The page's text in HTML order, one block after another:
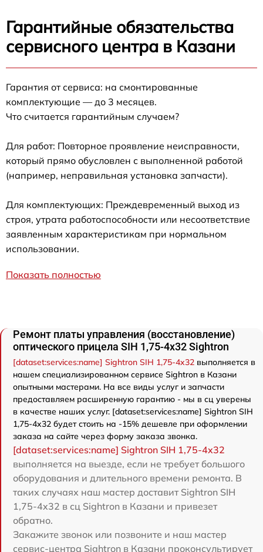
Гарантийные обязательства
сервисного центра в Казани
Гарантия от сервиса: на смонтированные
комплектующие — до 3 месяцев.
Что считается гарантийным случаем?
Для работ: Повторное проявление неисправности,
который прямо обусловлен с выполненной работой
(например, неправильная установка запчасти).
Для комплектующих: Преждевременный выход из
строя, утрата работоспособности или несоответствие
заявленным характеристикам при нормальном
использовании.
Показать полностью
Ремонт платы управления (восстановление)
оптического прицела SIH 1,75-4x32 Sightron
[dataset:services:name] Sightron SIH 1,75-4x32 выполняется в
нашем специализированном сервисе Sightron в Казани
опытными мастерами. На все виды услуг и запчасти
предоставляем расширенную гарантию - мы в сц уверены
в качестве наших услуг. [dataset:services:name] Sightron SIH
1,75-4x32 будет стоить на -15% дешевле при оформлении
заказа на сайте через форму заказа звонка.
[dataset:services:name] Sightron SIH 1,75-4x32
выполняется на выезде, если не требует большого
оборудования и длительного времени ремонта. В
таких случаях наш мастер доставит Sightron SIH
1,75-4x32 в сц Sightron в Казани и привезет
обратно.
Закажите звонок или позвоните и наш мастер
сервис-центра Sightron в Казани проконсультирует